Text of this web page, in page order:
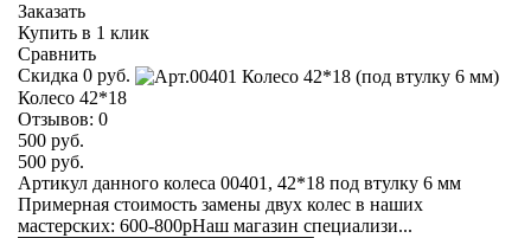
Заказать
Купить в 1 клик
Сравнить
Скидка 0 руб.
Колесо 42*18
Отзывов: 0
500 руб.
500 руб.
Артикул данного колеса 00401, 42*18 под втулку 6 мм
Примерная стоимость замены двух колес в наших
мастерских: 600-800рНаш магазин специализи...